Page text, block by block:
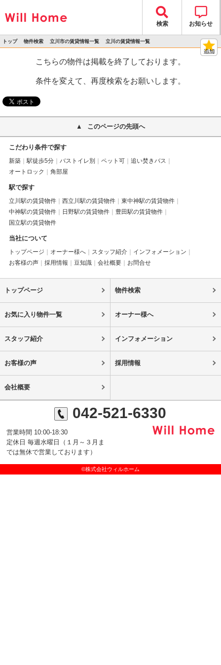
検索 お知らせ
トップ 物件検索 立川市の賃貸情報一覧 立川の賃貸情報一覧
こちらの物件は掲載を終了しております。
条件を変えて、再度検索をお願いします。
このページの先頭へ
こだわり条件で探す
新築 駅徒歩5分 バストイレ別 ペット可
追い焚きバス
オートロック
角部屋
駅で探す
立川駅の賃貸物件 西立川駅の賃貸物件
東中神駅の賃貸物件
中神駅の賃貸物件
日野駅の賃貸物件
豊田駅の賃貸物件
国立駅の賃貸物件
当社について
トップページ オーナー様へ スタッフ紹介
インフォメーション
お客様の声
採用情報 豆知識 会社概要 お問合せ
トップページ 物件検索
お気に入り物件一覧 オーナー様へ
スタッフ紹介 インフォメーション
お客様の声 採用情報
会社概要
042-521-6330
営業時間 10:00-18:30
定休日 毎週水曜日（１月～３月ま
では無休で営業しております）
©株式会社ウィルホーム